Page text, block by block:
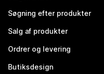
Søgning efter produkter
Salg af produkter
Ordrer og levering
Butiksdesign